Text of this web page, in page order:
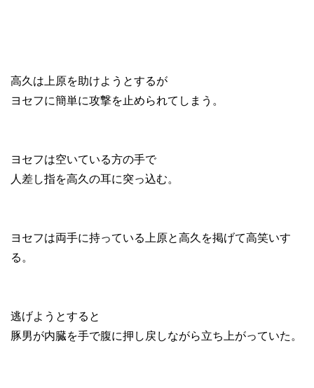
高久は上原を助けようとするが
ヨセフに簡単に攻撃を止められてしまう。
ヨセフは空いている方の手で
人差し指を高久の耳に突っ込む。
ヨセフは両手に持っている上原と高久を掲げて高笑いす
る。
逃げようとすると
豚男が内臓を手で腹に押し戻しながら立ち上がっていた。